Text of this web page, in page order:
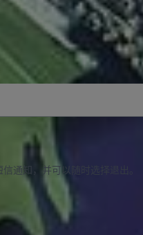
通知，并可以随时选择退出。